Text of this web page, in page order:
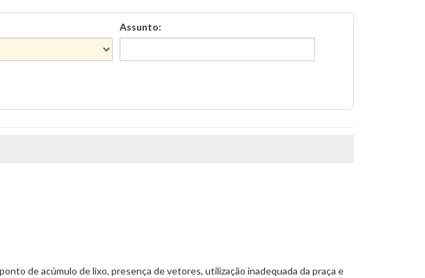
Assunto:
de acúmulo de lixo, presença de vetores, utilização inadequada da praça e